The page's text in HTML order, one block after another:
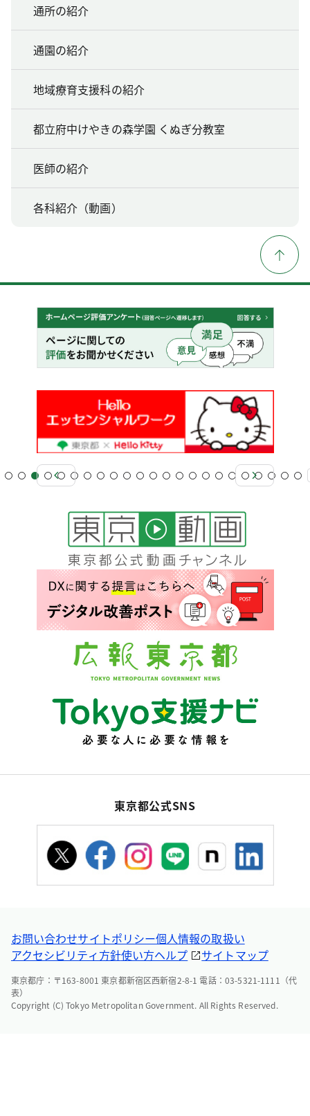
通所の紹介
通園の紹介
地域療育支援科の紹介
都立府中けやきの森学園 くぬぎ分教室
医師の紹介
各科紹介（動画）
東京都公式SNS
お問い合わせサイトポリシー個人情報の取扱い
アクセシビリティ方針使い方ヘルプ サイトマップ
東京都庁：〒163-8001 東京都新宿区西新宿2-8-1 電話：03-5321-1111（代
表）
Copyright (C) Tokyo Metropolitan Government. All Rights Reserved.